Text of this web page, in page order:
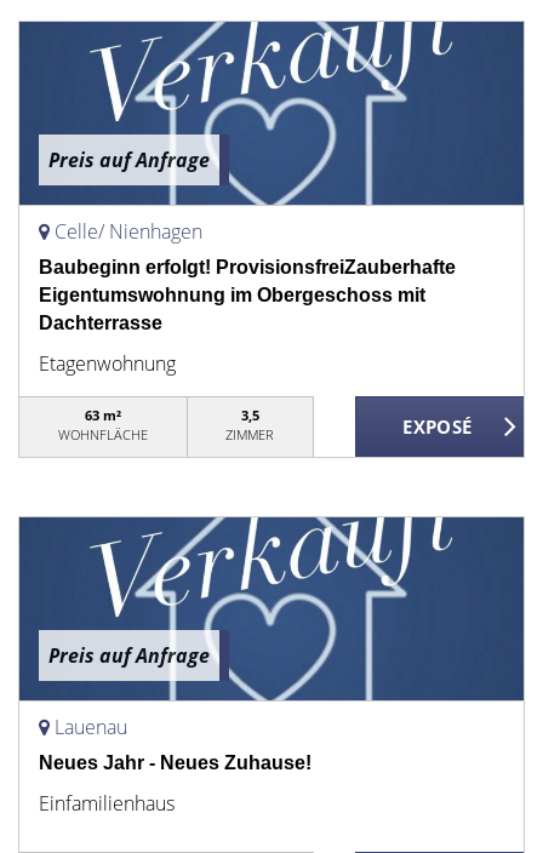
Preis auf Anfrage
Celle/ Nienhagen
Baubeginn erfolgt! ProvisionsfreiZauberhafte
Eigentumswohnung im Obergeschoss mit
Dachterrasse
Etagenwohnung
63 m²
WOHNFLÄCHE
3,5
ZIMMER
Preis auf Anfrage
Lauenau
Neues Jahr - Neues Zuhause!
Einfamilienhaus